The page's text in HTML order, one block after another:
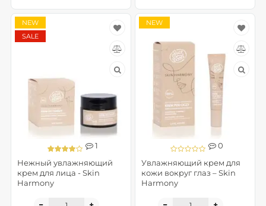
1
Нежный увлажняющий
крем для лица - Skin
Harmony
NEW
SALE
0
Увлажняющий крем для
кожи вокруг глаз – Skin
Harmony
NEW